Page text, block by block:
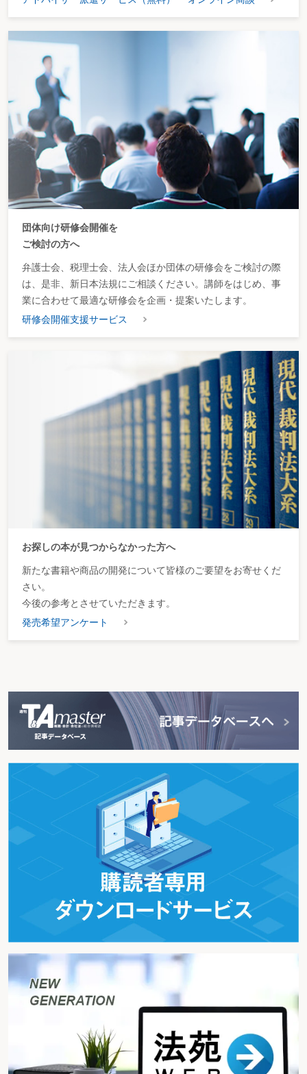
団体向け研修会開催を
ご検討の方へ
弁護士会、税理士会、法人会ほか団体の研修会をご検討の際
は、是非、新日本法規にご相談ください。講師をはじめ、事
業に合わせて最適な研修会を企画・提案いたします。
研修会開催支援サービス
お探しの本が見つからなかった方へ
新たな書籍や商品の開発について皆様のご要望をお寄せくだ
さい。
今後の参考とさせていただきます。
発売希望アンケート